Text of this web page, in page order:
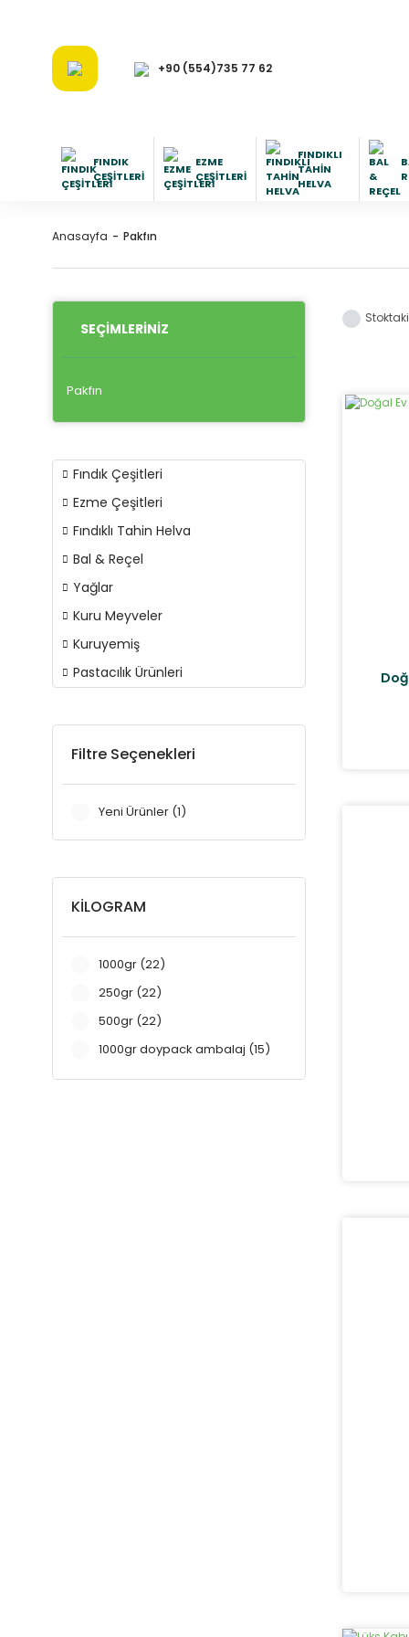
+90 (554)735 77 62
FINDIK
ÇEŞITLERI
EZME
ÇEŞITLERI
FINDIKLI
TAHIN
HELVA
Anasayfa Pakfın
SEÇIMLERINIZ
Pakfın
Fındık Çeşitleri
Ezme Çeşitleri
Fındıklı Tahin Helva
Bal & Reçel
Yağlar
Kuru Meyveler
Kuruyemiş
Pastacılık Ürünleri
Filtre Seçenekleri
Yeni Ürünler (1)
KİLOGRAM
1000gr (22)
250gr (22)
500gr (22)
1000gr doypack ambalaj (15)
250gr doypack ambalaj (15)